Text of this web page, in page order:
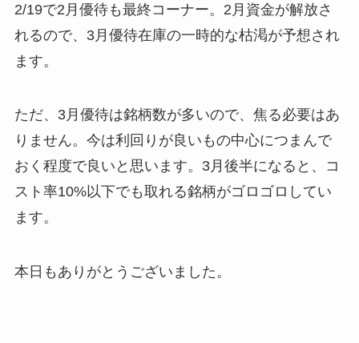
2/19で2月優待も最終コーナー。2月資金が解放さ
れるので、3月優待在庫の一時的な枯渇が予想され
ます。
ただ、3月優待は銘柄数が多いので、焦る必要はあ
りません。今は利回りが良いもの中心につまんで
おく程度で良いと思います。3月後半になると、コ
スト率10%以下でも取れる銘柄がゴロゴロしてい
ます。
本日もありがとうございました。